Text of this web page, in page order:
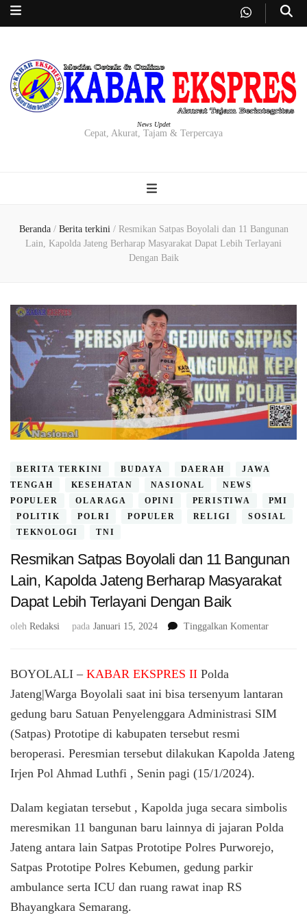
News Updet
Cepat, Akurat, Tajam & Terpercaya
Beranda / Berita terkini / Resmikan Satpas Boyolali dan 11 Bangunan
Lain, Kapolda Jateng Berharap Masyarakat Dapat Lebih Terlayani
Dengan Baik
BERITA TERKINI BUDAYA DAERAH
JAWA
TENGAH
KESEHATAN NASIONAL
NEWS
POPULER
OLARAGA OPINI PERISTIWA
PMI
POLITIK
POLRI POPULER RELIGI
SOSIAL
TEKNOLOGI
TNI
Resmikan Satpas Boyolali dan 11 Bangunan
Lain, Kapolda Jateng Berharap Masyarakat
Dapat Lebih Terlayani Dengan Baik
oleh Redaksi pada Januari 15, 2024 Tinggalkan Komentarpada
11
Bangunan
Jateng
Lebih
Terlayani
Baik
BOYOLALI – KABAR EKSPRES II Polda
Jateng|Warga Boyolali saat ini bisa tersenyum lantaran
gedung baru Satuan Penyelenggara Administrasi SIM
(Satpas) Prototipe di kabupaten tersebut resmi
beroperasi. Peresmian tersebut dilakukan Kapolda Jateng
Irjen Pol Ahmad Luthfi , Senin pagi (15/1/2024).
Dalam kegiatan tersebut , Kapolda juga secara simbolis
meresmikan 11 bangunan baru lainnya di jajaran Polda
Jateng antara lain Satpas Prototipe Polres Purworejo,
Satpas Prototipe Polres Kebumen, gedung parkir
ambulance serta ICU dan ruang rawat inap RS
Bhayangkara Semarang.